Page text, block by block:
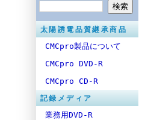
太陽誘電品質継承商品
CMCpro製品について
CMCpro DVD-R
CMCpro CD-R
記録メディア
業務用DVD-R